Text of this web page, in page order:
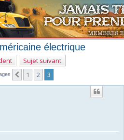
électrique
Sujet suivant
Précédent
1 2 3